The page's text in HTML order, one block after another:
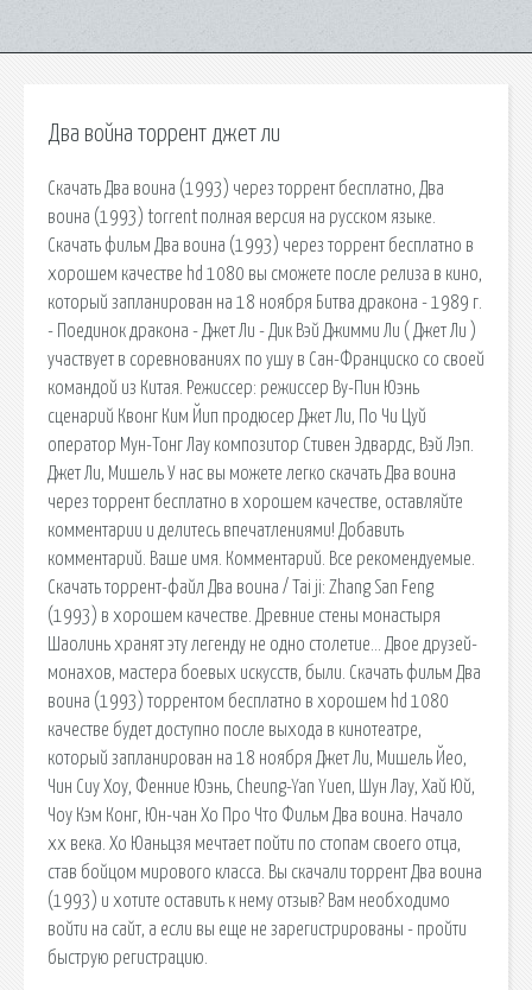
Два война торрент джет ли
Скачать Два воина (1993) через торрент бесплатно, Два
воина (1993) torrent полная версия на русском языке.
Скачать фильм Два воина (1993) через торрент бесплатно в
хорошем качестве hd 1080 вы сможете после релиза в кино,
который запланирован на 18 ноября Битва дракона - 1989 г.
- Поединок дракона - Джет Ли - Дик Вэй Джимми Ли ( Джет Ли )
участвует в соревнованиях по ушу в Сан-Франциско со своей
командой из Китая. Режиссер: режиссер Ву-Пин Юэнь
сценарий Квонг Ким Йип продюсер Джет Ли, По Чи Цуй
оператор Мун-Тонг Лау композитор Стивен Эдвардс, Вэй Лэп.
Джет Ли, Мишель У нас вы можете легко скачать Два воина
через торрент бесплатно в хорошем качестве, оставляйте
комментарии и делитесь впечатлениями! Добавить
комментарий. Ваше имя. Комментарий. Все рекомендуемые.
Скачать торрент-файл Два воина / Tai ji: Zhang San Feng
(1993) в хорошем качестве. Древние стены монастыря
Шаолинь хранят эту легенду не одно столетие… Двое друзей-
монахов, мастера боевых искусств, были. Скачать фильм Два
воина (1993) торрентом бесплатно в хорошем hd 1080
качестве будет доступно после выхода в кинотеатре,
который запланирован на 18 ноября Джет Ли, Мишель Йео,
Чин Сиу Хоу, Фенние Юэнь, Cheung-Yan Yuen, Шун Лау, Хай Юй,
Чоу Кэм Конг, Юн-чан Хо Про Что Фильм Два воина. Начало
xx века. Хо Юаньцзя мечтает пойти по стопам своего отца,
став бойцом мирового класса. Вы скачали торрент Два воина
(1993) и хотите оставить к нему отзыв? Вам необходимо
войти на сайт, а если вы еще не зарегистрированы - пройти
быструю регистрацию.